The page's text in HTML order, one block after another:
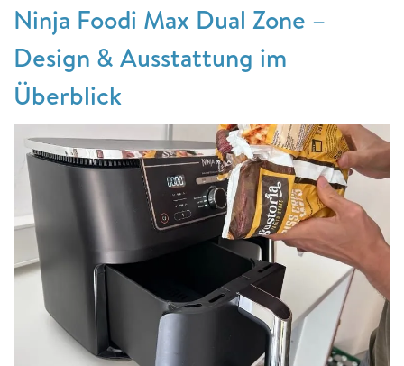
Ninja Foodi Max Dual Zone –
Design & Ausstattung im
Überblick